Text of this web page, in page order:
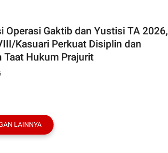
Operasi Gaktib dan Yustisi TA 2026,
Kasuari Perkuat Disiplin dan
Taat Hukum Prajurit
LAINNYA